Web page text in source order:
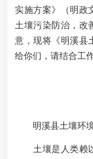
实施方案》（明政
土壤污染防治，改
意，现将《明溪县
给你们，请结合工
明溪县土壤环境
土壤是人类赖以